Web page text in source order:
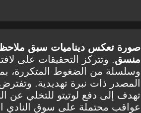
صورة تعكس ديناميات سبق
منسق. وتتركز التحقيقات على
وسلسلة من الضغوط المتكررة،
المصدر ذات نبرة تهديدية.
تهدف إلى دفع لوتيتو للتخلي عن
عواقب محتملة على سوق النادي